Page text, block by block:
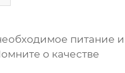
питание и
о качестве